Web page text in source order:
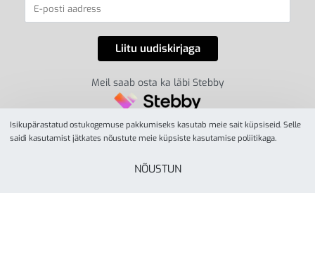
Meil saab osta ka läbi Stebby
Isikupärastatud ostukogemuse pakkumiseks kasutab meie sait küpsiseid. Selle
saidi kasutamist jätkates nõustute meie küpsiste kasutamise poliitikaga.
NÕUSTUN